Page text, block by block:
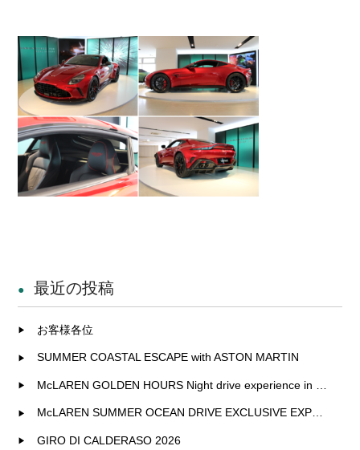
最近の投稿
お客様各位
SUMMER COASTAL ESCAPE with ASTON MARTIN
McLAREN GOLDEN HOURS Night drive experience in Fukuoka
McLAREN SUMMER OCEAN DRIVE EXCLUSIVE EXPERIENCE IN KITAKYUSHU
GIRO DI CALDERASO 2026